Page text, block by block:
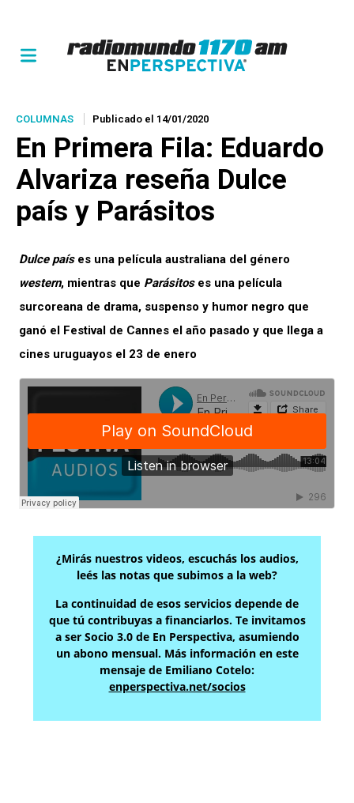
COLUMNAS Publicado el 14/01/2020
En Primera Fila: Eduardo
Alvariza reseña Dulce
país y Parásitos
Dulce países una película australiana del género
western, mientras que Parásitoses una película
surcoreana de drama, suspenso y humor negro que
ganó el Festival de Cannes el año pasado y que llega a
cines uruguayos el 23 de enero
¿Mirás nuestros videos, escuchás los audios,
leés las notas que subimos a la web?
La continuidad de esos servicios depende de
que tú contribuyas a financiarlos. Te invitamos
a ser Socio 3.0 de En Perspectiva, asumiendo
un abono mensual. Más información en este
mensaje de Emiliano Cotelo:
enperspectiva.net/socios